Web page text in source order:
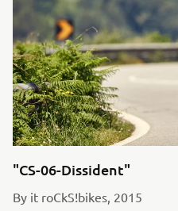
"CS-06-Dissident"
By it roCkS!bikes, 2015